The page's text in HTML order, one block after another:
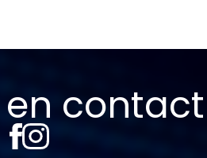
en contact